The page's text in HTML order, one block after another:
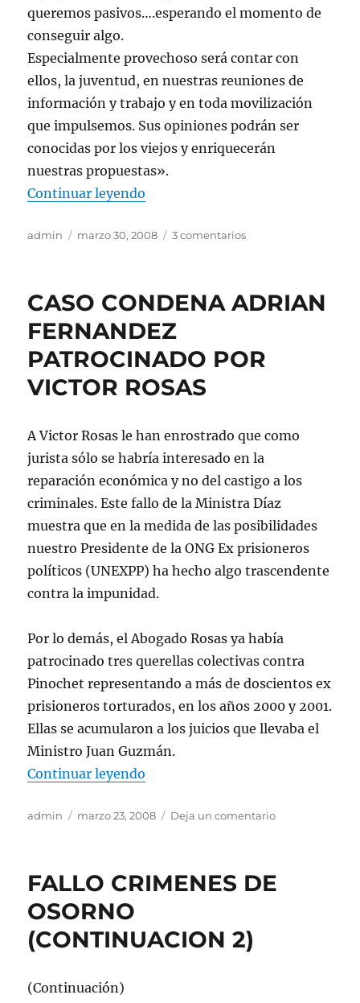
queremos pasivos….esperando el momento de
conseguir algo.
Especialmente provechoso será contar con
ellos, la juventud, en nuestras reuniones de
información y trabajo y en toda movilización
que impulsemos. Sus opiniones podrán ser
conocidas por los viejos y enriquecerán
nuestras propuestas».
Continuar leyendo
Autor
admin
Publicado
marzo 30, 2008 3 comentariosen
BECA
LEY
19.992
CASO CONDENA ADRIAN
FERNANDEZ
PATROCINADO POR
VICTOR ROSAS
A Victor Rosas le han enrostrado que como
jurista sólo se habría interesado en la
reparación económica y no del castigo a los
criminales. Este fallo de la Ministra Díaz
muestra que en la medida de las posibilidades
nuestro Presidente de la ONG Ex prisioneros
políticos (UNEXPP) ha hecho algo trascendente
contra la impunidad.
Por lo demás, el Abogado Rosas ya había
patrocinado tres querellas colectivas contra
Pinochet representando a más de doscientos ex
prisioneros torturados, en los años 2000 y 2001.
Ellas se acumularon a los juicios que llevaba el
Ministro Juan Guzmán.
Continuar leyendo
Autor
admin
Publicado
marzo 23, 2008 Deja un comentarioen
FERNANDEZ
FALLO CRIMENES DE
OSORNO
(CONTINUACION 2)
(Continuación)